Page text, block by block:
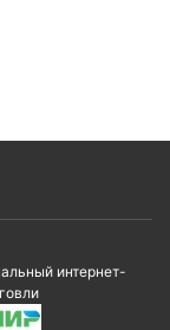
интернет-